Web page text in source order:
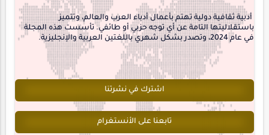
أدبية ثقافية دولية تهتم بأعمال أدباء العرب والعالم، وتتميز
باستقلاليتها التامة عن أي توجه حزبي أو طائفي. تأسست هذه المجلة
في عام 2024، وتصدر بشكل شهري باللغتين العربية والإنجليزية.
اشترك في نشرتنا
تابعنا على الأنستغرام